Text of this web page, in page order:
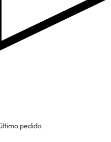
pedido